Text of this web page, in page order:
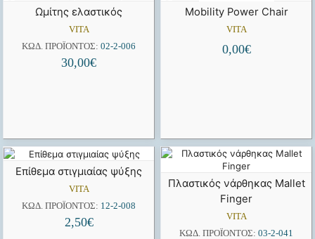
Ωμίτης ελαστικός
VITA
ΚΩΔ. ΠΡΟΪΌΝΤΟΣ: 02-2-006
30,00€
ΠΑΡΑΓΓΕΛΊΑΣ
Mobility Power Chair
VITA
0,00€
Επίθεμα στιγμιαίας ψύξης
VITA
ΚΩΔ. ΠΡΟΪΌΝΤΟΣ: 12-2-008
2,50€
Πλαστικός νάρθηκας Mallet
Finger
VITA
ΚΩΔ. ΠΡΟΪΌΝΤΟΣ: 03-2-041